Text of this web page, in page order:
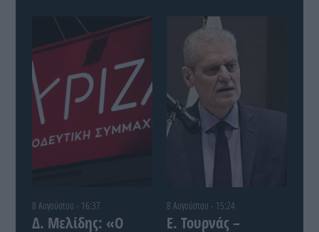
8 Αυγούστου - 16:37
Δ. Μελίδης: «Ο
8 Αυγούστου - 15:24
Ε. Τουρνάς –